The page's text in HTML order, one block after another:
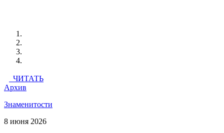
ЧИТАТЬ
Архив
Знаменитости
8 июня 2026